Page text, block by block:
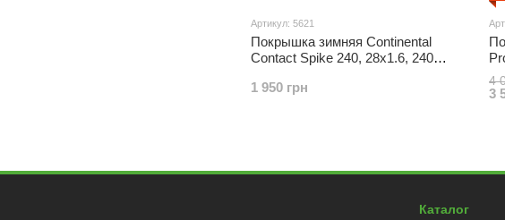
Артикул: 5621
Покрышка зимняя Continental
Contact Spike 240, 28x1.6, 240
1 950 грн
4
3
Каталог